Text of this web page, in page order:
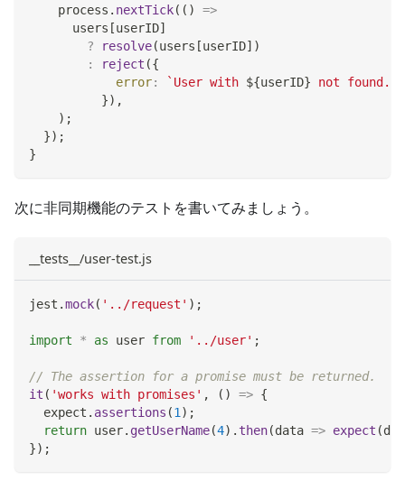
    process
. nextTick( ( )
=>
      users
[userID]
?
resolve(users [userID] )
:
reject ({
error: ` User with ${userID} not found.
}) ,
) ;
}) ;
}
次に非同期機能のテストを書いてみましょう。
__tests__/user-test.js
jest .mock( '../request' ) ;
import * as user from '../user' ;
// The assertion for a promise must be returned.
it ( 'works with promises' , ( ) => {
  expect
. assertions (1 ) ;
return user. getUserName(4) . then(data => expect (
}) ;